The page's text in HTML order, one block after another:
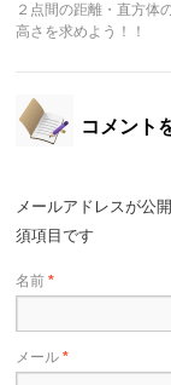
２点間の距離・直方体
高さを求めよう！！
コメント
メールアドレスが公
須項目です
名前*
メール*